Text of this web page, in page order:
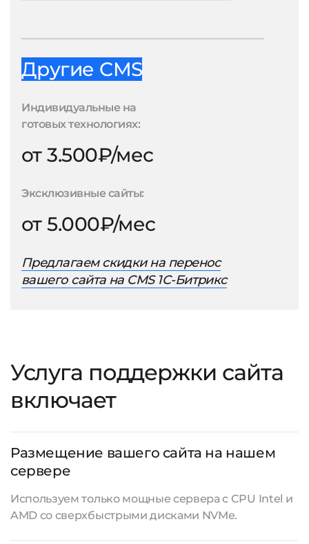
Другие CMS
Индивидуальные на
готовых технологиях:
от 3.500₽/мес
Эксклюзивные сайты:
от 5.000₽/мес
Предлагаем скидки на перенос
вашего сайта на CMS 1С-Битрикс
Услуга поддержки сайта
включает
Размещение вашего сайта на нашем
сервере
Используем только мощные сервера с CPU Intel и
AMD со сверхбыстрыми дисками NVMe.